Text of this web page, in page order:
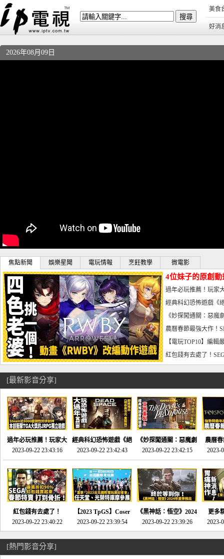
美食
好消
2026年08月09日
焦點新聞 娛樂星聞 電玩情報 烹飪教學 微電影
4位妹子的原創
曝光_電玩宅速配
過年必玩推薦！玩家
宅速配20230126
經典科幻恐怖遊戲《
懼體驗-電玩宅速配
《妙探闖通關：惡
到!!-電玩宅速配
農曆春節最強大作！
電玩宅速配20230123
【電玩TOP10】編
了，封面圖直接雷你
紅包錢有去處了！
宅速配20230119
[最新影音分享]
過年必玩推薦！玩家大
推的JRPG神作《神之
天平》介紹！-電玩宅
速配20230126
2023-09-22 23:43:16
經典科幻恐怖遊戲《絕
命異次元 重製版》重
回「石村號」的恐懼體
驗-電玩宅速配
20230125
2023-09-22 23:42:43
《妙探闖通關：惡魔劇
場》將推出「重製
版」!!!今年就能玩到!!-
電玩宅速配20230124
2023-09-22 23:42:15
農曆
SE社
動作角
電玩宅
2023-
紅包錢有去處了！
SEGA春節特賣 超過85
款遊戲打到骨折-電玩
宅速配20230119
2023-09-22 23:40:22
【2023 TpGS】Coser
和Show Girl搶先看！
直擊展前記者會-電玩
2023-09-22 23:39:54
《黑神話：悟空》2024
年夏季推出！確定不會
延期齁？-電玩宅速配
2023-09-22 23:39:26
更多
《來
金鄉
2023-
[熱門影音分享]